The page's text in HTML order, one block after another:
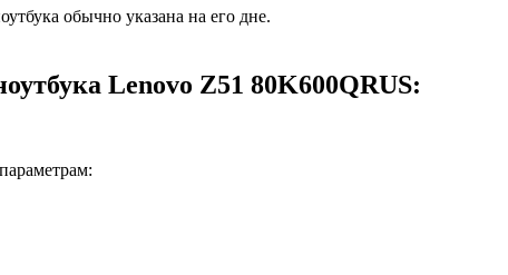
обычно указана на его дне.
Lenovo Z51 80K600QRUS: